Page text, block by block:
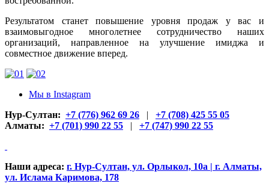
Результатом станет повышение уровня продаж у вас и
взаимовыгодное многолетнее сотрудничество наших
организаций, направленное на улучшение имиджа и
совместное движение вперед.
Мы в Instagram
Нур-Султан: +7 (776) 962 69 26 | +7 (708) 425 55 05
Алматы: +7 (701) 990 22 55 | +7 (747) 990 22 55
Наши адреса: г. Нур-Султан, ул. Орлыкол, 10а | г. Алматы,
ул. Ислама Каримова, 178